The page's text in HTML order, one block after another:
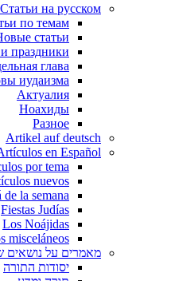
Статьи на русском
по темам
статьи
праздники
глава
иудаизма
Актуалия
Ноахиды
Разное
Artikel auf deutsch
en Español
por tema
nuevos
de la semana
Fiestas Judías
Los Noájidas
misceláneos
מאמרים על נושאים
יסודות התורה